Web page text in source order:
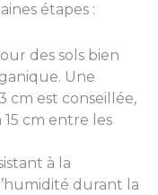
étapes :
des sols bien
Une
cm est conseillée,
cm entre les
à la
durant la